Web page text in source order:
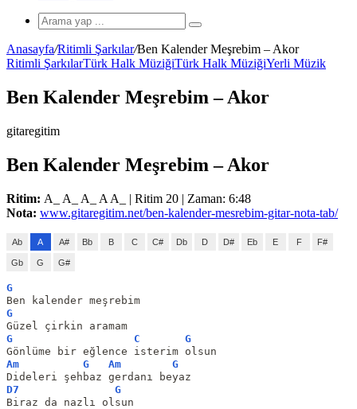
Arama
yap
...
Anasayfa/Ritimli Şarkılar/Ben Kalender Meşrebim – Akor
Ritimli ŞarkılarTürk Halk MüziğiTürk Halk MüziğiYerli Müzik
Ben Kalender Meşrebim – Akor
gitaregitim
Ben Kalender Meşrebim – Akor
Ritim: A_ A_ A_ A A_ | Ritim 20 | Zaman: 6:48
Nota: www.gitaregitim.net/ben-kalender-mesrebim-gitar-nota-tab/
Ab A A# Bb B C C# Db D D# Eb E F F#
Gb G G#
G
Ben kalender meşrebim
G
Güzel çirkin aramam
G
C
G
Gönlüme bir eğlence isterim olsun
Am
G Am
G
Dideleri şehbaz gerdanı beyaz
D7
G
Biraz da nazlı olsun